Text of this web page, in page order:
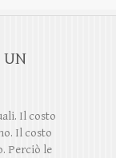
UN
Il costo
Il costo
Perciò le